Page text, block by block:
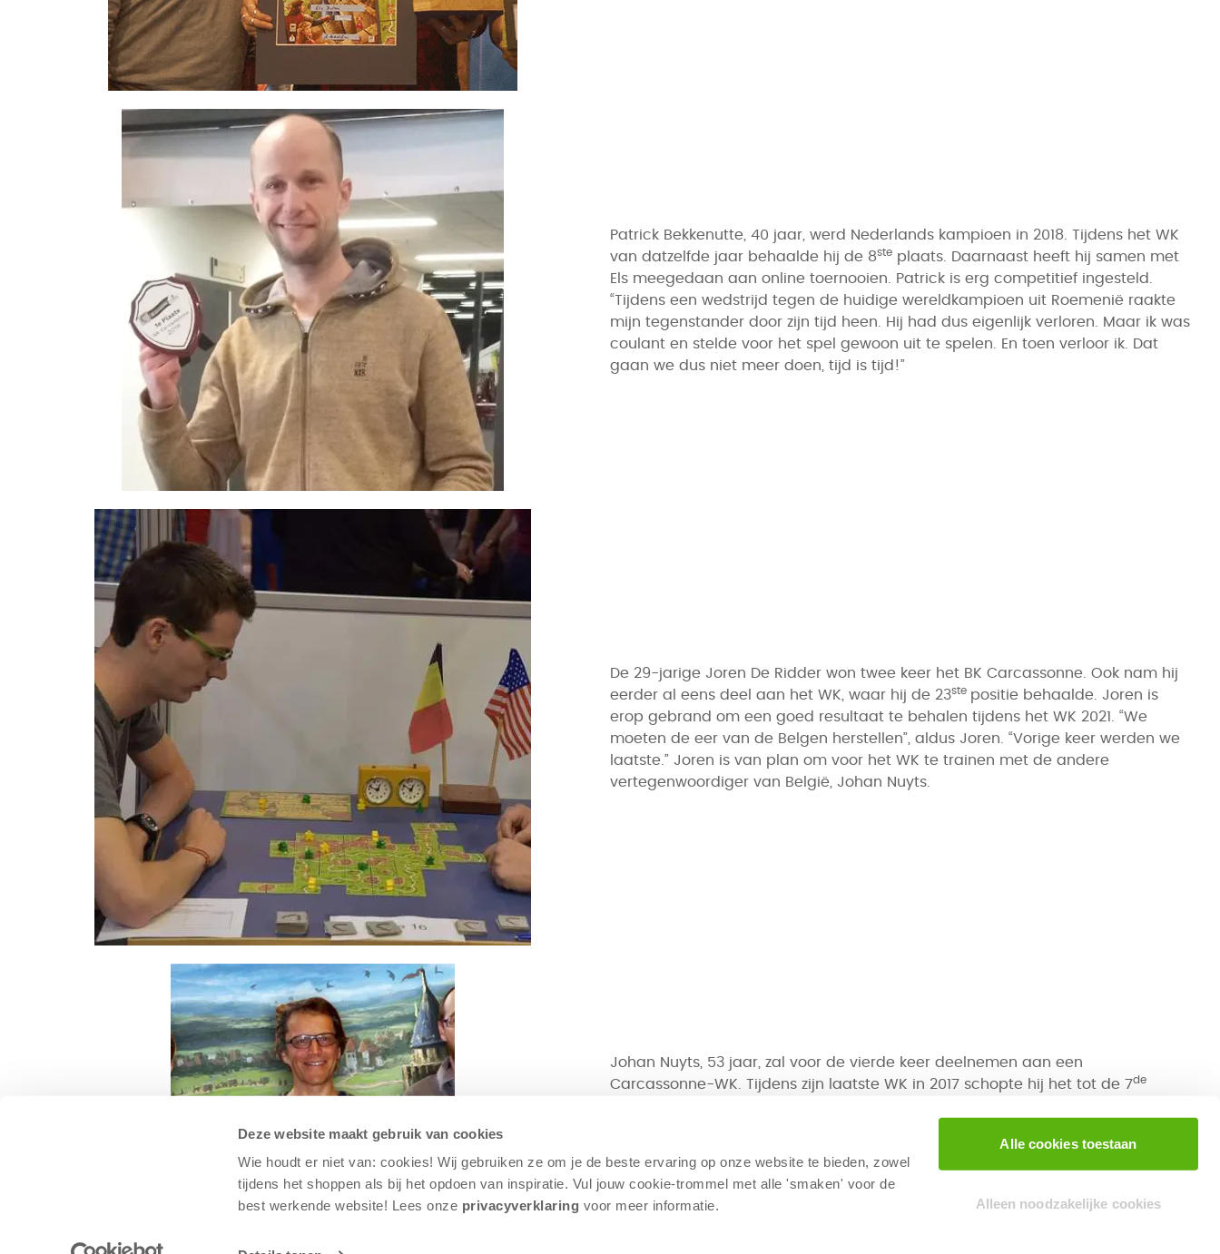
Deze website maakt gebruik van cookies
Wie houdt er niet van: cookies! Wij gebruiken ze om je de beste ervaring op onze website te bieden, zowel
tijdens het shoppen als bij het opdoen van inspiratie. Vul jouw cookie-trommel met alle 'smaken' voor de
best werkende website​! Lees onze privacyverklaring voor meer informatie.
Alle cookies toestaan
Alleen noodzakelijke cookies
Patrick Bekkenutte, 40 jaar, werd Nederlands kampioen in 2018. Tijdens het WK
van datzelfde jaar behaalde hij de 8ste plaats. Daarnaast heeft hij samen met
Els meegedaan aan online toernooien. Patrick is erg competitief ingesteld.
“Tijdens een wedstrijd tegen de huidige wereldkampioen uit Roemenië raakte
mijn tegenstander door zijn tijd heen. Hij had dus eigenlijk verloren. Maar ik was
coulant en stelde voor het spel gewoon uit te spelen. En toen verloor ik. Dat
gaan we dus niet meer doen, tijd is tijd!”
De 29-jarige Joren De Ridder won twee keer het BK Carcassonne. Ook nam hij
eerder al eens deel aan het WK, waar hij de 23ste positie behaalde. Joren is
erop gebrand om een goed resultaat te behalen tijdens het WK 2021. “We
moeten de eer van de Belgen herstellen”, aldus Joren. “Vorige keer werden we
laatste.” Joren is van plan om voor het WK te trainen met de andere
vertegenwoordiger van België, Johan Nuyts.
Johan Nuyts, 53 jaar, zal voor de vierde keer deelnemen aan een
Carcassonne-WK. Tijdens zijn laatste WK in 2017 schopte hij het tot de 7de
sparringpartners, naast de eerder genoemde Joren de Ridder.